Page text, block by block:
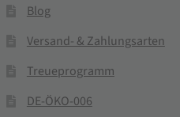
Blog
Versand- & Zahlungsarten
Treueprogramm
DE-ÖKO-006